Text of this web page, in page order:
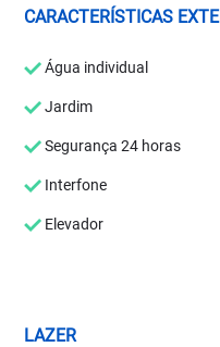
CARACTERÍSTICAS
Água individual
Jardim
Segurança 24 horas
Interfone
Elevador
LAZER